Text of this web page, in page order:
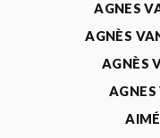
AGNES
AGNÈS
AGNÈS
AGNES